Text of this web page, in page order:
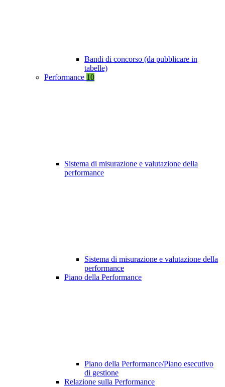
Bandi di concorso (da pubblicare in
tabelle)
Performance 10
Sistema di misurazione e valutazione della
performance
Sistema di misurazione e valutazione della
performance
Piano della Performance
Piano della Performance/Piano esecutivo
di gestione
Relazione sulla Performance